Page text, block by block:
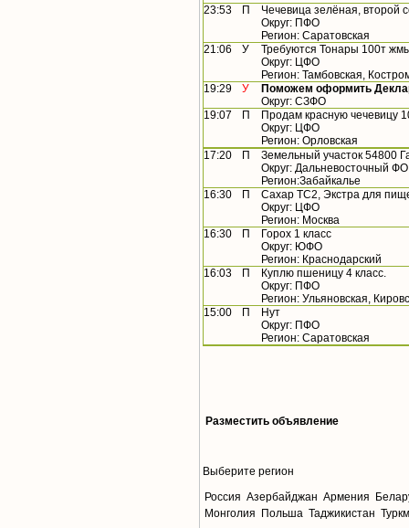
23:53 П Чечевица зелёная, второй
Округ: ПФО
Регион: Саратовская
21:06
У Требуются Тонары 100т
Округ: ЦФО
Регион: Тамбовская,
19:29
У
Поможем оформить
Округ: СЗФО
19:07
П
Продам красную чечевицу
Округ: ЦФО
Регион: Орловская
17:20
П Земельный участок 54800
Округ: Дальневосточный
Регион:Забайкалье
16:30
П Сахар ТС2, Экстра для
Округ: ЦФО
Регион: Москва
16:30
П
Горох 1 класс
Округ: ЮФО
Регион: Краснодарский
16:03
П
Куплю пшеницу 4 класс.
Округ: ПФО
Регион: Ульяновская,
15:00
П
Нут
Округ: ПФО
Регион: Саратовская
Разместить объявление
Выберите регион
Россия Азербайджан Армения
Монголия
Польша Таджикистан